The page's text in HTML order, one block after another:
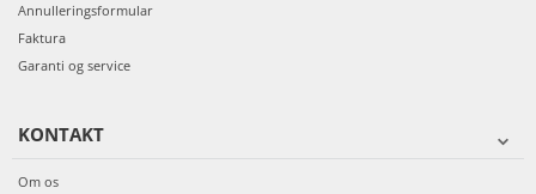
Annulleringsformular
Faktura
Garanti og service
KONTAKT
Om os